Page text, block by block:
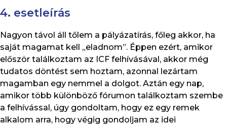
4. esetleírás
Nagyon távol áll tőlem a pályázatírás, főleg akkor, ha
saját magamat kell „eladnom”. Éppen ezért, amikor
először találkoztam az ICF felhívásával, akkor még
tudatos döntést sem hoztam, azonnal lezártam
magamban egy nemmel a dolgot. Aztán egy nap,
amikor több különböző fórumon találkoztam szembe
a felhívással, úgy gondoltam, hogy ez egy remek
alkalom arra, hogy végig gondoljam az idei